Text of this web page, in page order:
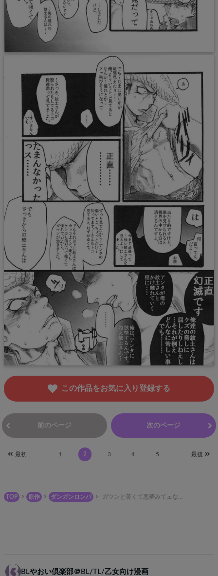
この作品をお気に入り登録する
前のページ 次のページ
最初 1 2 3 4 5 最後
TOP 原作 ダンガンロンパ ガツンと苦くて悪夢みてェな…
BLやおい倶楽部＠BL/TL/乙女向け漫画